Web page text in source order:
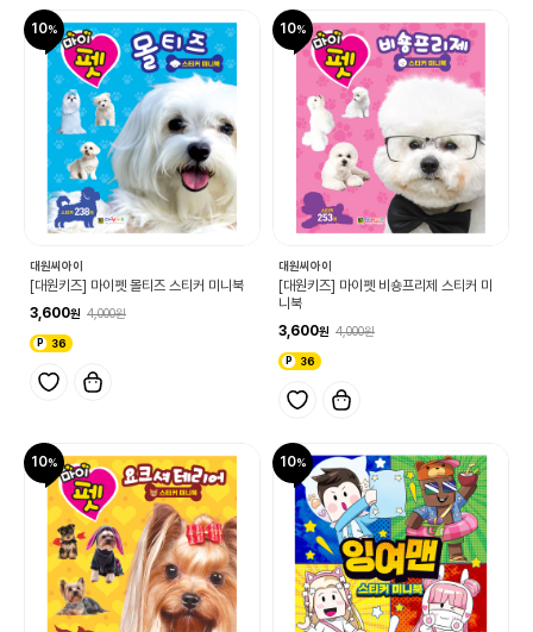
10
대원씨아이
[대원키즈] 마이펫 몰티즈 스티커 미니북
3,600
4,000
36
10
대원씨아이
[대원키즈] 마이펫 비숑프리제 스티커 미
니북
3,600
4,000
36
10 10